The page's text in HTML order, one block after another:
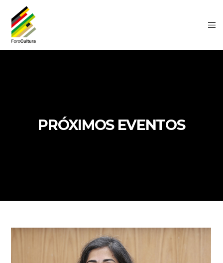
PRÓXIMOS EVENTOS